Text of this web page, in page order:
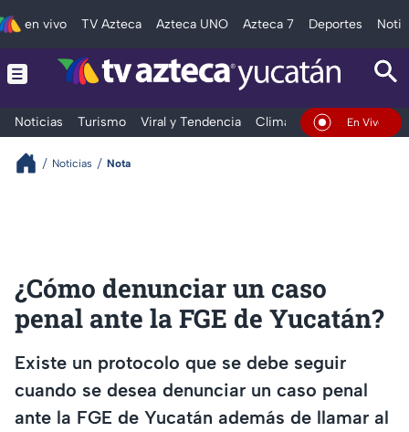
en vivo TV Azteca Azteca UNO Azteca 7 Deportes
Noticias Turismo Viral y Tendencia Clima DeportesEn Vivo
Noticias Nota
¿Cómo denunciar un caso
penal ante la FGE de Yucatán?
Existe un protocolo que se debe seguir
cuando se desea denunciar un caso penal
ante la FGE de Yucatán además de llamar al